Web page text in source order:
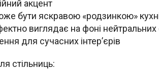
акцент
бути яскравою «родзинкою»
виглядає на фоні нейтральних
для сучасних інтер’єрів
стільниць: